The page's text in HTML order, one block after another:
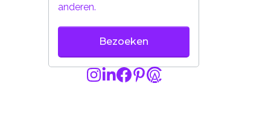
anderen.
Bezoeken